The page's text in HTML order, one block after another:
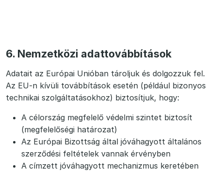
6. Nemzetközi adattovábbítások
Adatait az Európai Unióban tároljuk és dolgozzuk fel.
Az EU-n kívüli továbbítások esetén (például bizonyos
technikai szolgáltatásokhoz) biztosítjuk, hogy:
A célország megfelelő védelmi szintet biztosít
(megfelelőségi határozat)
Az Európai Bizottság által jóváhagyott általános
szerződési feltételek vannak érvényben
A címzett jóváhagyott mechanizmus keretében